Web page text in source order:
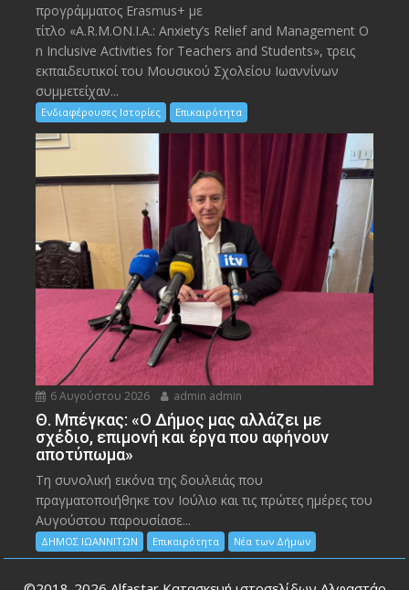
προγράμματος Erasmus+ με
τίτλο «A.R.M.ON.I.A.: Anxiety’s Relief and Management O
n Inclusive Activities for Teachers and Students», τρεις
εκπαιδευτικοί του Μουσικού Σχολείου Ιωαννίνων
συμμετείχαν...
Ενδιαφέρουσες Ιστορίες Επικαιρότητα
6 Αυγούστου 2026 admin admin
Θ. Μπέγκας: «Ο Δήμος μας αλλάζει με
σχέδιο, επιμονή και έργα που αφήνουν
αποτύπωμα»
Τη συνολική εικόνα της δουλειάς που
πραγματοποιήθηκε τον Ιούλιο και τις πρώτες ημέρες του
Αυγούστου παρουσίασε...
ΔΗΜΟΣ ΙΩΑΝΝΙΤΩΝ Επικαιρότητα Νέα των Δήμων